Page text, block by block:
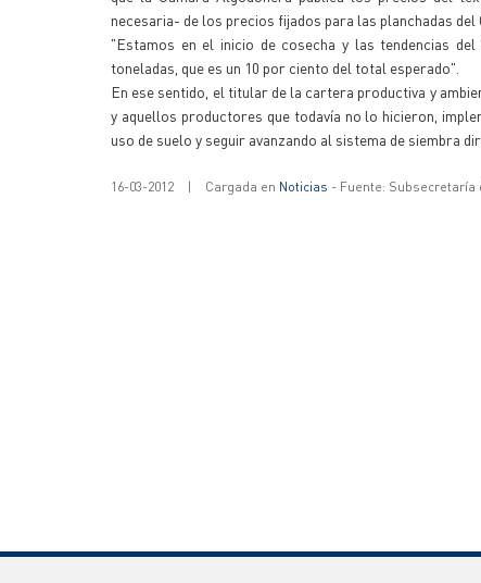
necesaria- de los precios fijados para las planchadas del
"Estamos en el inicio de cosecha y las tendencias
toneladas, que es un 10 por ciento del total esperado".
En ese sentido, el titular de la cartera productiva y
y aquellos productores que todavía no lo hicieron,
uso de suelo y seguir avanzando al sistema de siembra
16-03-2012 | Cargada en Noticias - Fuente: Subsecretaría